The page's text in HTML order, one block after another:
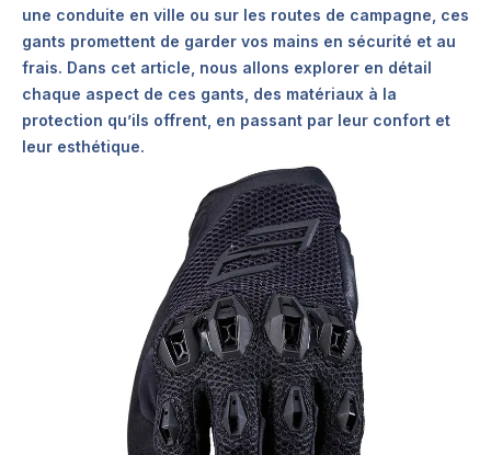
une conduite en ville ou sur les routes de campagne, ces
gants promettent de garder vos mains en sécurité et au
frais. Dans cet article, nous allons explorer en détail
chaque aspect de ces gants, des matériaux à la
protection qu’ils offrent, en passant par leur confort et
leur esthétique.